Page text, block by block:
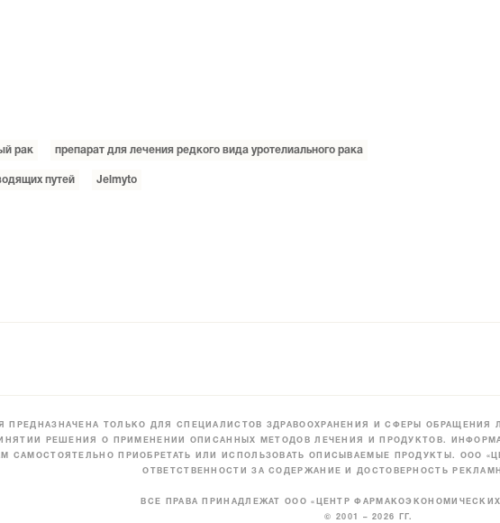
рак препарат для лечения редкого вида уротелиального рака
путей Jelmyto
ПРЕДНАЗНАЧЕНА ТОЛЬКО ДЛЯ СПЕЦИАЛИСТОВ ЗДРАВООХРАНЕНИЯ И СФЕРЫ
РЕШЕНИЯ О ПРИМЕНЕНИИ ОПИСАННЫХ МЕТОДОВ ЛЕЧЕНИЯ И ПРОДУКТОВ.
САМОСТОЯТЕЛЬНО ПРИОБРЕТАТЬ ИЛИ ИСПОЛЬЗОВАТЬ ОПИСЫВАЕМЫЕ ПРОДУКТЫ. ООО
ОТВЕТСТВЕННОСТИ ЗА СОДЕРЖАНИЕ И ДОСТОВЕРНОСТЬ
ВСЕ ПРАВА ПРИНАДЛЕЖАТ ООО «ЦЕНТР
© 2001 – 2026 ГГ.